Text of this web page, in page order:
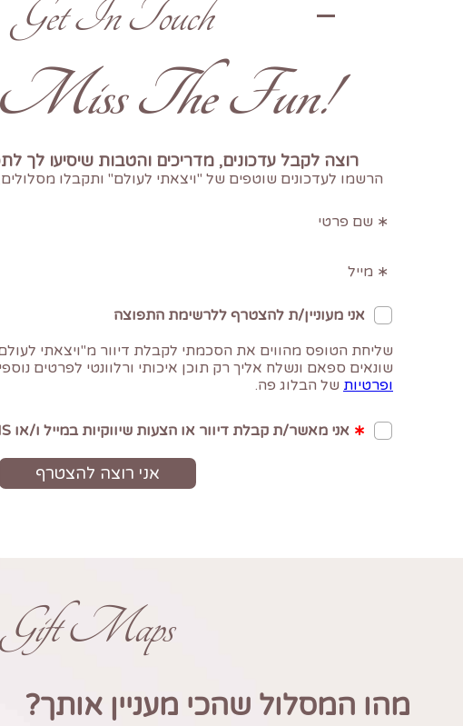
Get In Touch
!Don't Miss The Fun
Gift Maps
מהו המסלול שהכי מעניין אותך?